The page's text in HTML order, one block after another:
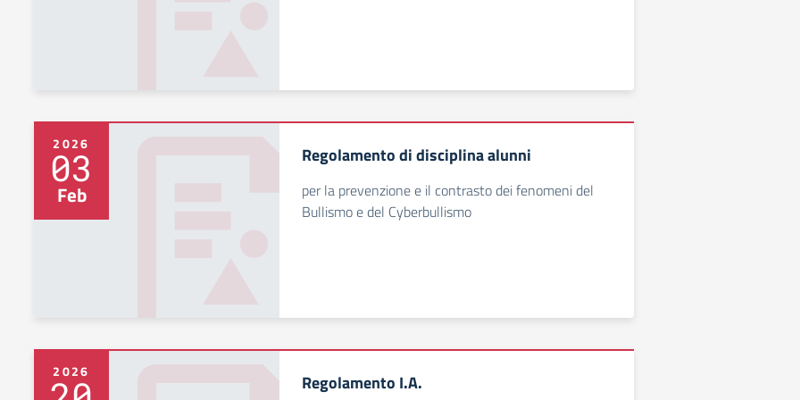
2026
03
Feb
Regolamento di disciplina alunni
per la prevenzione e il contrasto dei fenomeni del
Bullismo e del Cyberbullismo
2026 Regolamento I.A.